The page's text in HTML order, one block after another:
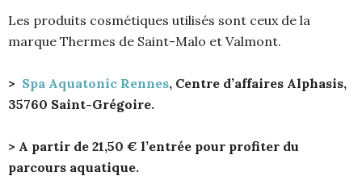
Les produits cosmétiques utilisés sont ceux de la
marque Thermes de Saint-Malo et Valmont.
> Spa Aquatonic Rennes, Centre d’affaires Alphasis,
35760 Saint-Grégoire.
> A partir de 21,50 € l’entrée pour profiter du
parcours aquatique.